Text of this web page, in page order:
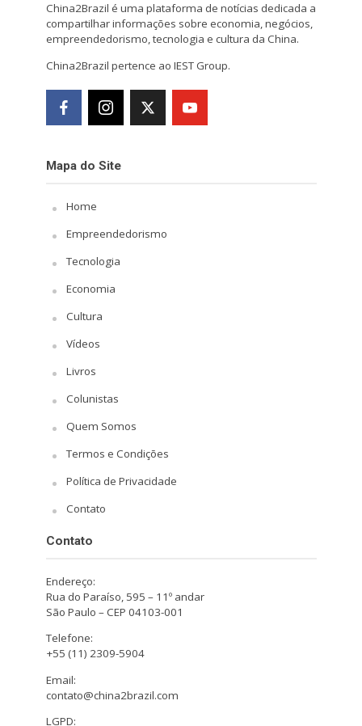
China2Brazil é uma plataforma de notícias dedicada a
compartilhar informações sobre economia, negócios,
empreendedorismo, tecnologia e cultura da China.
China2Brazil pertence ao IEST Group.
Mapa do Site
Home
Empreendedorismo
Tecnologia
Economia
Cultura
Vídeos
Livros
Colunistas
Quem Somos
Termos e Condições
Política de Privacidade
Contato
Contato
Endereço:
Rua do Paraíso, 595 – 11º andar
São Paulo – CEP 04103-001
Telefone:
+55 (11) 2309-5904
Email:
contato@china2brazil.com
LGPD: